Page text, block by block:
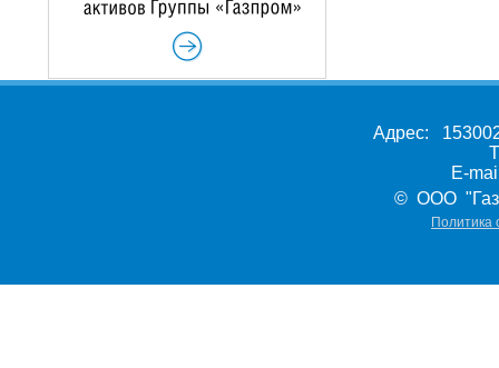
Адрес:
E-
© ООО
Политика